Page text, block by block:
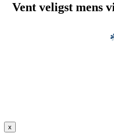
Vent veligst mens
x